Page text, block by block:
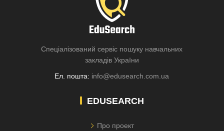
Спеціалізований сервіс пошуку навчальних
закладів України
Ел. пошта: info@edusearch.com.ua
EDUSEARCH
Про проект